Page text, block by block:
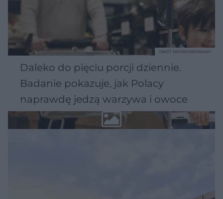
Daleko do pięciu porcji dziennie.
Badanie pokazuje, jak Polacy
naprawdę jedzą warzywa i owoce
TEKST SPONSOROWANY